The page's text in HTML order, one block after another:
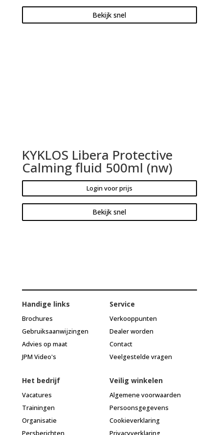
Bekijk snel
KYKLOS Libera Protective
Calming fluid 500ml (nw)
Login voor prijs
Bekijk snel
Handige links
Brochures
Gebruiksaanwijzingen
Advies op maat
JPM Video's
Service
Verkooppunten
Dealer worden
Contact
Veelgestelde vragen
Het bedrijf
Vacatures
Trainingen
Organisatie
Persberichten
Veilig winkelen
Algemene voorwaarden
Persoonsgegevens
Cookieverklaring
Privacyverklaring